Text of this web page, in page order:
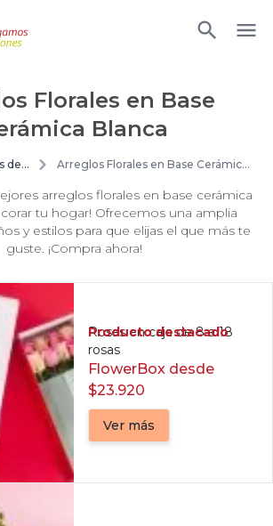
Florales en Base
Blanca
de
Arreglos Florales en Base Cerámica
arreglos florales en base cerámica
tu hogar! Ofrecemos una amplia
y estilos para que elijas el que más te
guste. ¡Compra ahora!
Producto destacado
Rosas en caja de 8 a 18
rosas
FlowerBox desde
$23.920
Ver más